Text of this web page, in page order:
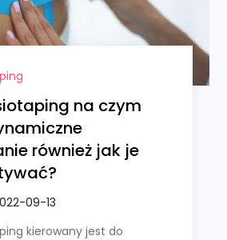
na czym
również jak je
kierowany jest do